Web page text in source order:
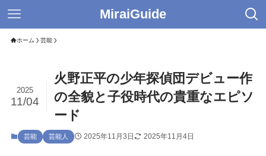
MiraiGuide
ホーム 芸能
火野正平の少年探偵団デビュー作
の全貌と子役時代の貴重なエピソ
ード
2025
11/04
芸能 芸能人 2025年11月3日 2025年11月4日